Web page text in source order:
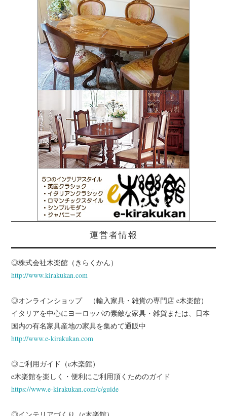
運営者情報
◎株式会社木楽館（きらくかん）
http://www.kirakukan.com
◎オンラインショップ （輸入家具・雑貨の専門店 e木楽館）
イタリアを中心にヨーロッパの素敵な家具・雑貨または、日本
国内の有名家具産地の家具を集めて通販中
http://www.e-kirakukan.com
◎ご利用ガイド（e木楽館）
e木楽館を楽しく・便利にご利用頂くためのガイド
https://www.e-kirakukan.com/c/guide